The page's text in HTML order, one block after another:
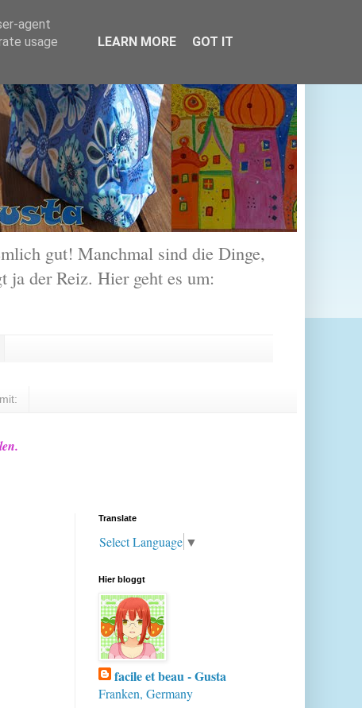
gut! Manchmal sind die Dinge,
ja der Reiz. Hier geht es um:
Translate
Select Language ▼
Hier bloggt
facile et beau - Gusta
Franken, Germany
agent
usage
LEARN MORE GOT IT